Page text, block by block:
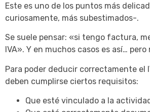
Este es uno de los puntos más
curiosamente, más subestimados-.
Se suele pensar: «si tengo factura,
IVA». Y en muchos casos es así… pero
Para poder deducir correctamente el
deben cumplirse ciertos requisitos:
Que esté vinculado a la